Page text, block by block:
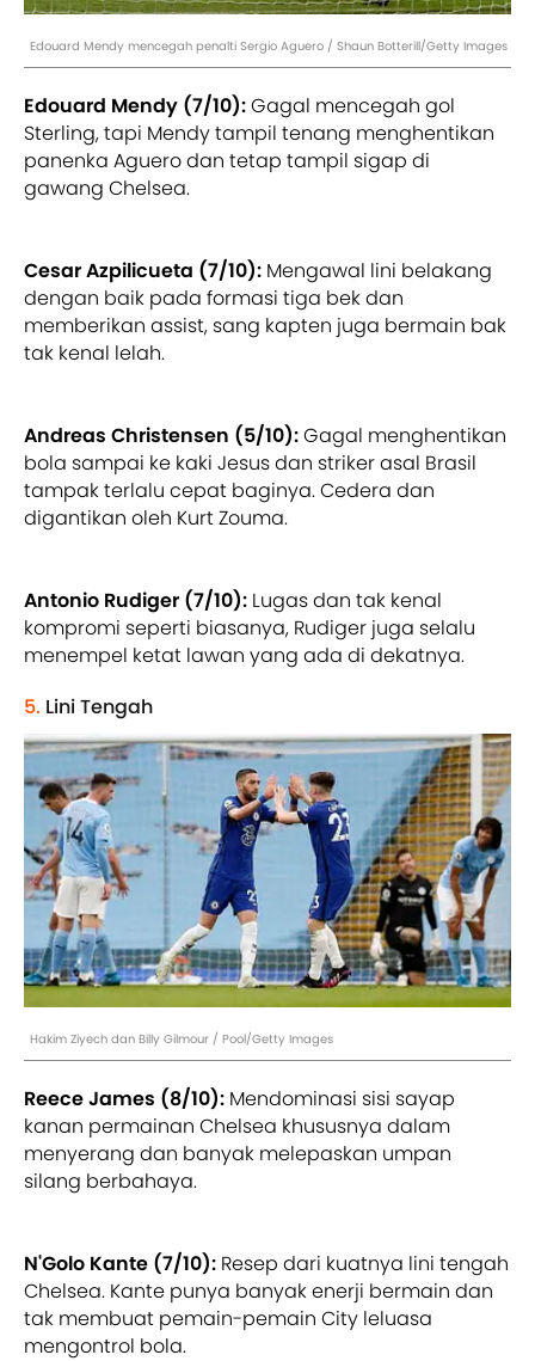
Edouard Mendy mencegah penalti Sergio Aguero / Shaun Botterill/Getty Images
Edouard Mendy (7/10):Gagal mencegah gol
Sterling, tapi Mendy tampil tenang menghentikan
panenka Aguero dan tetap tampil sigap di
gawang Chelsea.
Cesar Azpilicueta (7/10): Mengawal lini belakang
dengan baik pada formasi tiga bek dan
memberikan assist, sang kapten juga bermain bak
tak kenal lelah.
Andreas Christensen (5/10):Gagal menghentikan
bola sampai ke kaki Jesus dan striker asal Brasil
tampak terlalu cepat baginya. Cedera dan
digantikan oleh Kurt Zouma.
Antonio Rudiger (7/10): Lugas dan tak kenal
kompromi seperti biasanya, Rudiger juga selalu
menempel ketat lawan yang ada di dekatnya.
5. Lini Tengah
Hakim Ziyech dan Billy Gilmour / Pool/Getty Images
Reece James (8/10): Mendominasi sisi sayap
kanan permainan Chelsea khususnya dalam
menyerang dan banyak melepaskan umpan
silang berbahaya.
N'Golo Kante (7/10): Resep dari kuatnya lini tengah
Chelsea. Kante punya banyak enerji bermain dan
tak membuat pemain-pemain City leluasa
mengontrol bola.